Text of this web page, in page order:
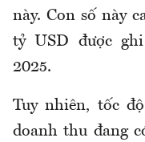
này. Con số này
tỷ USD được
2025.
Tuy nhiên, tốc
doanh thu đang